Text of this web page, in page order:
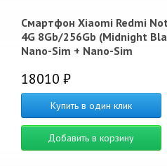
Смартфон Xiaomi Redmi
4G 8Gb/256Gb (Midnight
Nano-Sim + Nano-Sim
18010 ₽
Купить в один клик
Добавить в корзину